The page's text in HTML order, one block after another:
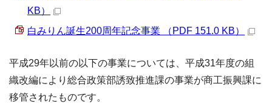
KB）
白みりん誕生200周年記念事業 （PDF 151.0 KB）
平成29年以前の以下の事業については、平成31年度の組
織改編により総合政策部誘致推進課の事業が商工振興課に
移管されたものです。